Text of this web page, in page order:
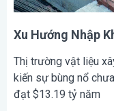
Xu Hướng Nhập
Thị trường vật liệu
kiến sự bùng nổ
đạt $13.19 tỷ năm